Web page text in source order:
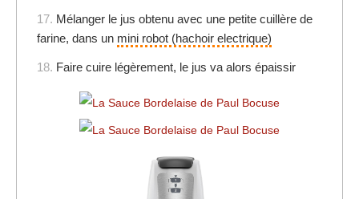
17. Mélanger le jus obtenu avec une petite cuillère de
farine, dans un mini robot (hachoir electrique)
18. Faire cuire légèrement, le jus va alors épaissir